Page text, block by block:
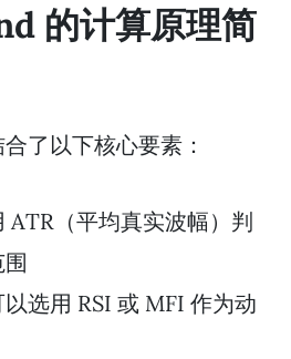
的计算原理简
了以下核心要素：
ATR（平均真实波幅）判
选用 RSI 或 MFI 作为动